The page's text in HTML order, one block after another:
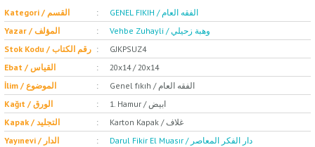
Kategori / القسم
GENEL FIKIH / الفقه العام
Yazar / المؤلف
Vehbe Zuhayli / وهبة زحيلي
Stok Kodu / رقم الكتاب
GJKPSUZ4
Ebat / القياس
20x14 / 20x14
İlim / الموضوع
Genel fıkıh / الفقه العام
Kağıt / الورق
1. Hamur / ابيض
Kapak / التجليد
Karton Kapak / غلاف
Yayınevi / الدار
Darul Fikir El Muasır / دار الفكر المعاصر